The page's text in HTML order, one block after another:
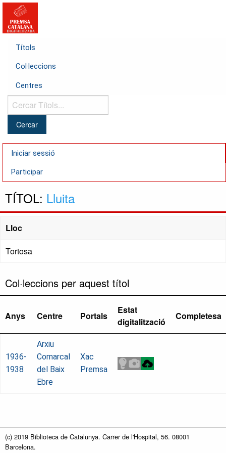
Títols
Col·leccions
Centres
Cercar
Títols...
Iniciar sessió
Participar
TÍTOL: Lluita
Lloc
Tortosa
Col·leccions per aquest títol
Anys Centre Portals
Estat
digitalització
Completesa
1936-
1938
Arxiu
Comarcal
del Baix
Ebre
Xac
Premsa
(c) 2019 Biblioteca de Catalunya. Carrer de l'Hospital, 56. 08001
Barcelona.